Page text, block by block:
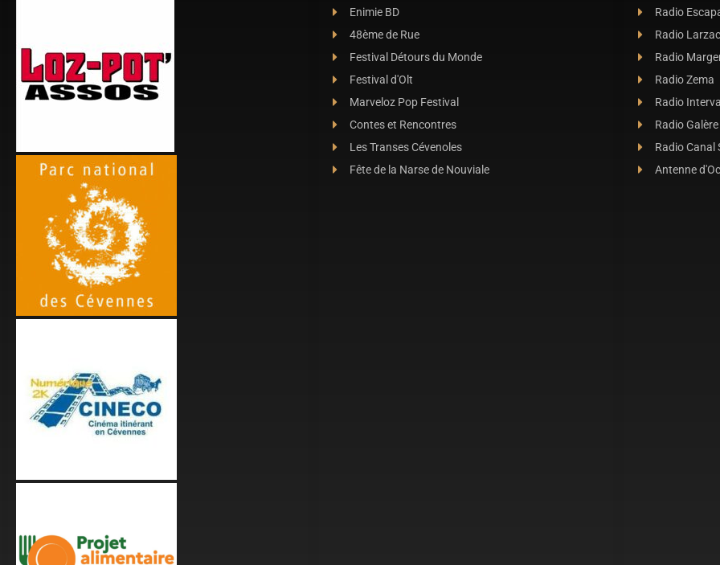
Enimie BD
48ème de Rue
Festival Détours du Monde
Festival d'Olt
Marveloz Pop Festival
Contes et Rencontres
Les Transes Cévenoles
Fête de la Narse de Nouviale
Radio
Radio Larzac
Radio
Radio Zema
Radio
Radio Galère
Radio Canal
Antenne d'Oc